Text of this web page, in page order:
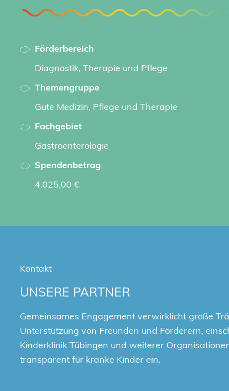
Förderbereich
Diagnostik, Therapie und Pflege
Themengruppe
Gute Medizin, Pflege und Therapie
Fachgebiet
Gastroenterologie
Spendenbetrag
4.025,00 €
Kontakt
UNSERE PARTNER
Gemeinsames Engagement verwirklicht große
Unterstützung von Freunden und Förderern,
Kinderklinik Tübingen und weiterer
transparent für kranke Kinder ein.